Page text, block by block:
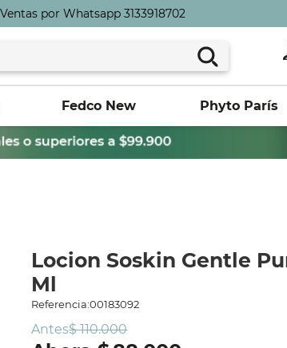
Ventas por Whatsapp 3133918702
Fedco New Phyto París
Locion Soskin Gentle
Ml
Referencia:00183092
Antes$ 110.000